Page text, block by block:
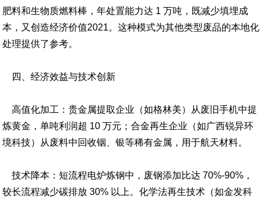
肥料和生物质燃料棒，年处置能力达 1 万吨，既减少填埋成
本，又创造经济价值2021。这种模式为其他类型废品的本地化
处理提供了参考。
四、经济效益与技术创新
高值化加工：贵金属提取企业（如格林美）从废旧手机中提
炼黄金，单吨利润超 10 万元；合金再生企业（如广西锐异环
境科技）从废料中回收铟、银等稀有金属，用于航天材料。
技术降本：短流程电炉炼钢中，废钢添加比达 70%-90%，
较长流程减少碳排放 30% 以上。化学法再生技术（如金发科